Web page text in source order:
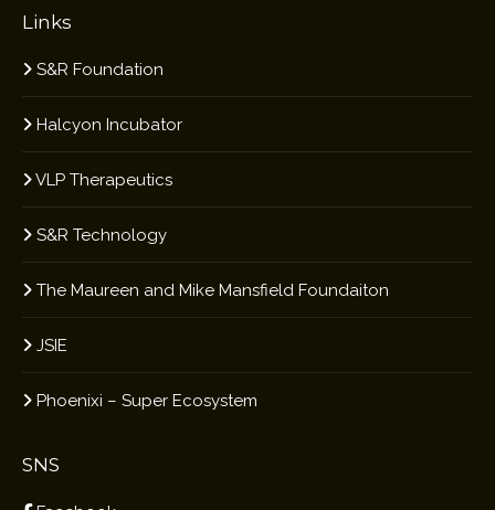
Links
S&R Foundation
Halcyon Incubator
VLP Therapeutics
S&R Technology
The Maureen and Mike Mansfield Foundaiton
JSIE
Phoenixi – Super Ecosystem
SNS